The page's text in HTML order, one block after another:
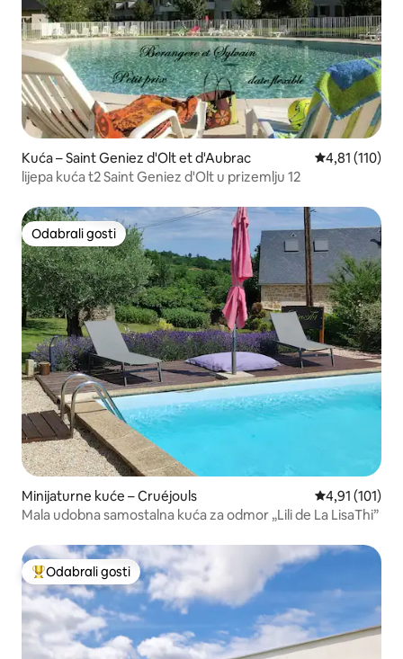
Kuća – Saint Geniez d'Olt et d'Aubrac Prosječna
4,81 (110)
lijepa kuća t2 Saint Geniez d'Olt u prizemlju 12
Odabrali gosti
Odabrali gosti
Minijaturne kuće – Cruéjouls Prosječna
4,91 (101)
Mala udobna samostalna kuća za odmor „Lili de La LisaThi”
Među najviše rangiranima s oznakom „Odabrali gosti”
Odabrali gosti